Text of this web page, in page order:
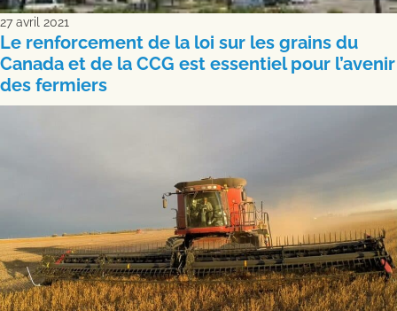
27 avril 2021
Le renforcement de la loi sur les grains du
Canada et de la CCG est essentiel pour l’avenir
des fermiers